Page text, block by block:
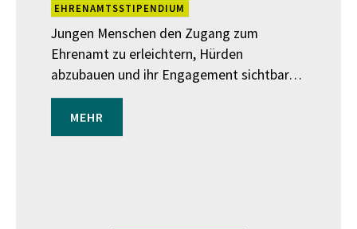
EHRENAMTSSTIPENDIUM
Jungen Menschen den Zugang zum
Ehrenamt zu erleichtern, Hürden
abzubauen und ihr Engagement sichtbar…
MEHR